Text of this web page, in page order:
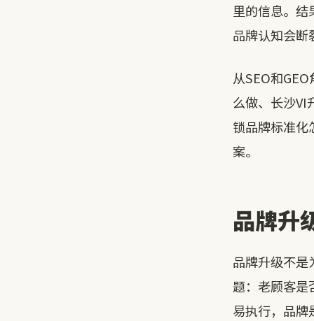
里的信息。结
品牌认知会断
从SEO和
么做、长沙VI
锁品牌标准化
案。
品牌升
品牌升级不是
题：老顾客是
易执行，品牌